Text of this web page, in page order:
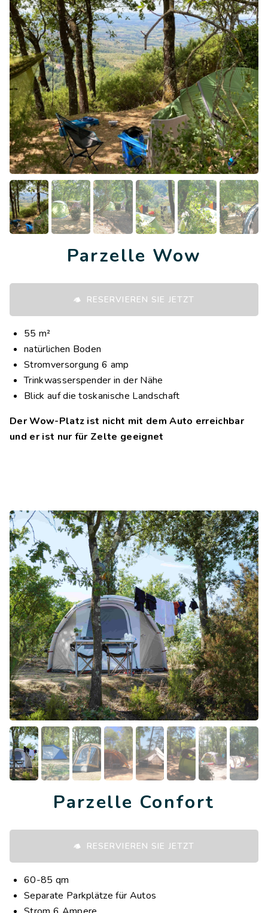
Parzelle Wow
RESERVIEREN SIE JETZT
55 m²
natürlichen Boden
Stromversorgung 6 amp
Trinkwasserspender in der Nähe
Blick auf die toskanische Landschaft
Der Wow-Platz ist nicht mit dem Auto erreichbar
und er ist nur für Zelte geeignet
Parzelle Confort
RESERVIEREN SIE JETZT
60-85 qm
Separate Parkplätze für Autos